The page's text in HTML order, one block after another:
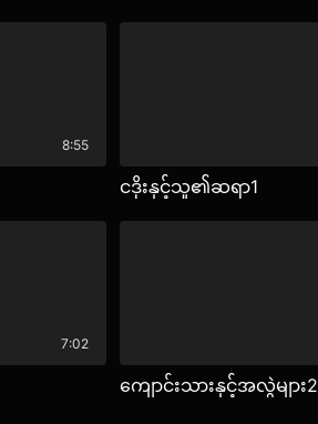
8:55
ငဒိုးနှင့်သူ၏ဆရာ1
7:02
ကျောင်းသားနှင့်အလွဲများ2